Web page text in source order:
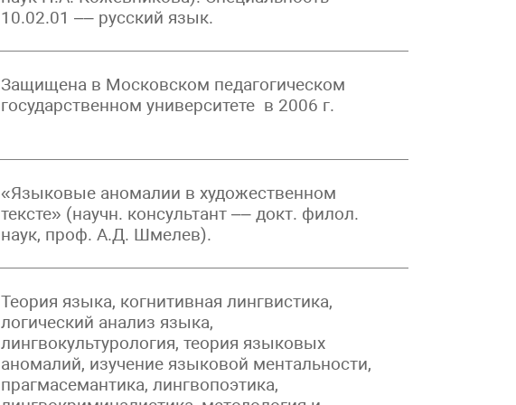
10.02.01 –– русский язык.
Защищена в Московском педагогическом
государственном университете в 2006 г.
«Языковые аномалии в художественном
тексте» (научн. консультант –– докт. филол.
наук, проф. А.Д. Шмелев).
Теория языка, когнитивная лингвистика,
логический анализ языка,
лингвокультурология, теория языковых
аномалий, изучение языковой ментальности,
прагмасемантика, лингвопоэтика,